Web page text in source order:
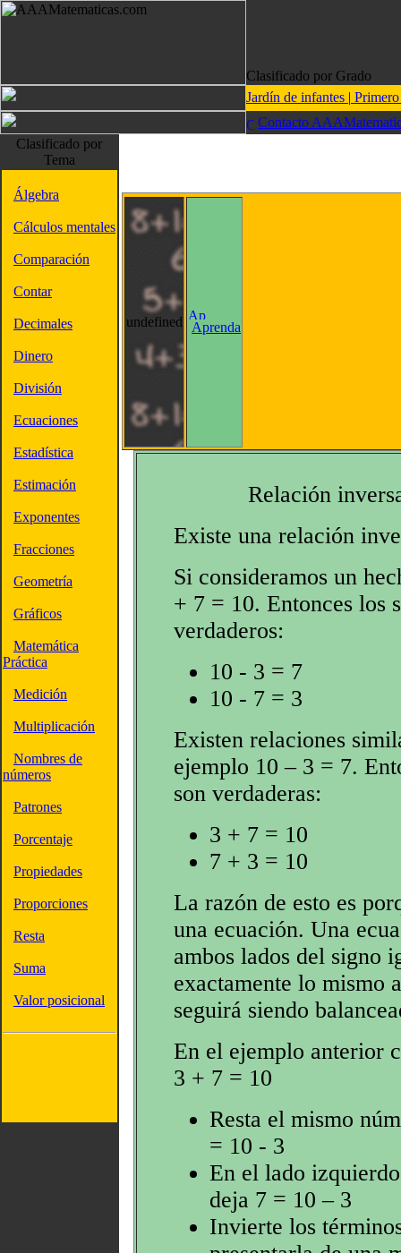
Clasificado por Grado
Jardín de infantes |
Contacto
Clasificado por
Tema
Álgebra
Cálculos mentales
Comparación
Contar
Decimales
Dinero
División
Ecuaciones
Estadística
Estimación
Exponentes
Fracciones
Geometría
Gráficos
Matemática
Práctica
Medición
Multiplicación
Nombres de
números
Patrones
Porcentaje
Propiedades
Proporciones
Resta
Suma
Valor posicional
undefined Aprenda
Relación
Existe una relación
Si consideramos un
+ 7 = 10. Entonces los
verdaderos:
10 - 3 = 7
10 - 7 = 3
Existen relaciones
ejemplo 10 – 3 = 7.
son verdaderas:
3 + 7 = 10
7 + 3 = 10
La razón de esto es
una ecuación. Una
ambos lados del signo
exactamente lo mismo
seguirá siendo
En el ejemplo anterior
3 + 7 = 10
Resta el mismo
= 10 - 3
En el lado
deja 7 = 10 – 3
Invierte los